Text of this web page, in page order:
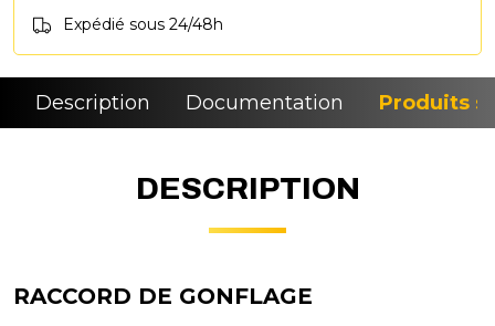
Expédié sous 24/48h
Description Documentation Produits
DESCRIPTION
RACCORD DE GONFLAGE